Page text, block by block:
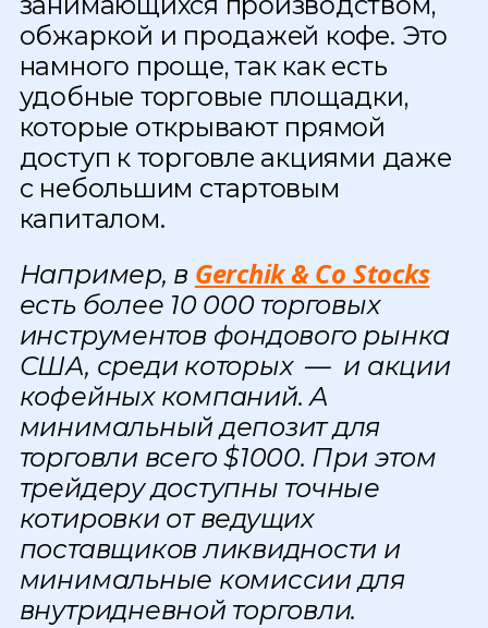
обжаркой и продажей кофе. Это
намного проще, так как есть
удобные торговые площадки,
которые открывают прямой
доступ к торговле акциями даже
с небольшим стартовым
капиталом.
Например, в Gerchik & Co Stocks
есть более 10 000 торговых
инструментов фондового рынка
США, среди которых — и акции
кофейных компаний. А
минимальный депозит для
торговли всего $1000. При этом
трейдеру доступны точные
котировки от ведущих
поставщиков ликвидности и
минимальные комиссии для
внутридневной торговли.